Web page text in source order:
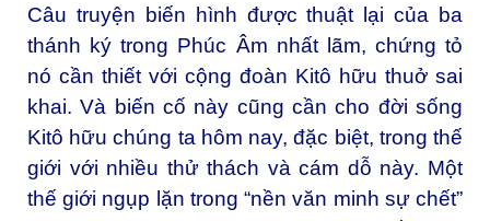
Câu truyện biến hình được thuật lại của ba
thánh ký trong Phúc Âm nhất lãm, chứng tỏ
nó cần thiết với cộng đoàn Kitô hữu thuở sai
khai. Và biến cố này cũng cần cho đời sống
Kitô hữu chúng ta hôm nay, đặc biệt, trong thế
giới với nhiều thử thách và cám dỗ này. Một
thế giới ngụp lặn trong “nền văn minh sự chết”